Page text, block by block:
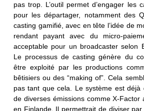
pas trop. L’outil permet d’engager les
pour les départager, notamment des
casting gamifié, avec en tête l’idée de
rendant payant avec du micro-
acceptable pour un broadcaster selon
Le processus de casting génère du
être exploité par les productions
bêtisiers ou des “making of”. Cela
pas tant que cela. Le système est déjà
de diverses émissions comme X-Factor
en Finlande. Il permettrait de diviser